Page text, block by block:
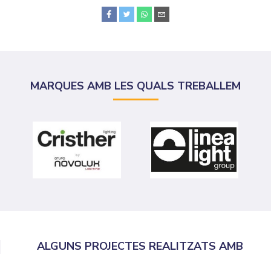
MARQUES AMB LES QUALS TREBALLEM
ALGUNS PROJECTES REALITZATS AMB